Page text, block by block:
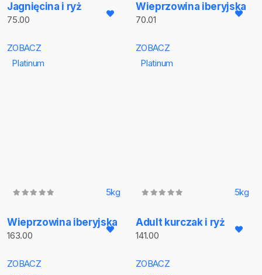
Jagnięcina i ryż
75.00
Wieprzowina iberyjska
70.01
ZOBACZ
Platinum
5kg
Wieprzowina iberyjska
163.00
ZOBACZ
Platinum
5kg
Adult kurczak i ryż
141.00
ZOBACZ
ZOBACZ